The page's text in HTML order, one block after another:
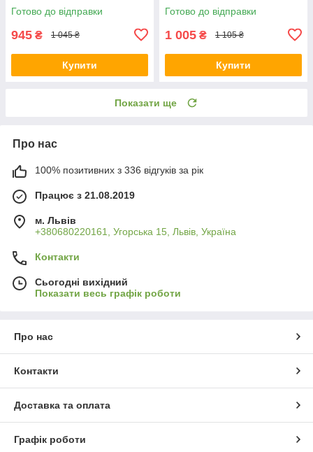
Готово до відправки
945 ₴ 1 045 ₴
Купити
Готово до відправки
1 005 ₴ 1 105 ₴
Купити
Показати ще
Про нас
100% позитивних з 336 відгуків за рік
Працює з 21.08.2019
м. Львів
+380680220161, Угорська 15, Львів, Україна
Контакти
Сьогодні вихідний
Показати весь графік роботи
Про нас
Контакти
Доставка та оплата
Графік роботи